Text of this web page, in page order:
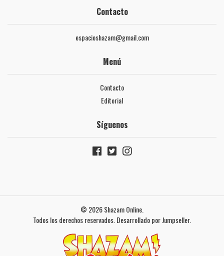
Contacto
espacioshazam@gmail.com
Menú
Contacto
Editorial
Síguenos
© 2026 Shazam Online.
Todos los derechos reservados. Desarrollado por Jumpseller.